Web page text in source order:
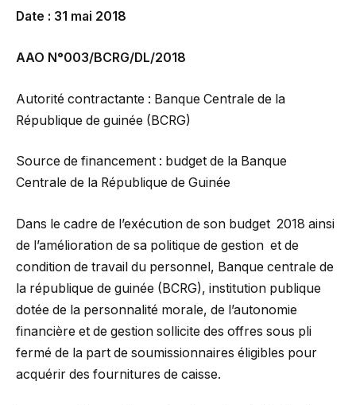
Date : 31 mai 2018
AAO N°003/BCRG/DL/2018
Autorité contractante : Banque Centrale de la
République de guinée (BCRG)
Source de financement : budget de la Banque
Centrale de la République de Guinée
Dans le cadre de l’exécution de son budget 2018 ainsi
de l’amélioration de sa politique de gestion et de
condition de travail du personnel, Banque centrale de
la république de guinée (BCRG), institution publique
dotée de la personnalité morale, de l’autonomie
financière et de gestion sollicite des offres sous pli
fermé de la part de soumissionnaires éligibles pour
acquérir des fournitures de caisse.